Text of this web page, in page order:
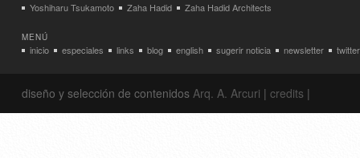
Yoshiharu Tsukamoto
Zaha Hadid Zaha Hadid Architects
MENÚ
inicio especiales links blog english sugerir noticia newsletter twitter
diseño y selección de contenidos Arq. A. Arcuri | credits |